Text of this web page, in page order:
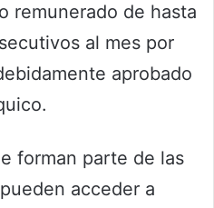
remunerado de hasta
al mes por
aprobado
forman parte de las
acceder a